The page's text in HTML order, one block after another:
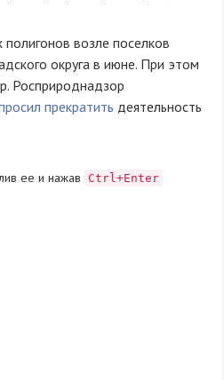
возле поселков
округа в июне. При этом
Росприроднадзор
прекратить деятельность
ее и нажав Ctrl+Enter